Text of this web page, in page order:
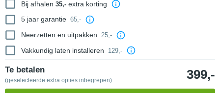
Bij afhalen 35,-extra korting
5 jaar garantie 65,-
Neerzetten en uitpakken 25,-
Vakkundig laten installeren 129,-
Te betalen
(geselecteerde extra opties inbegrepen) 399,-